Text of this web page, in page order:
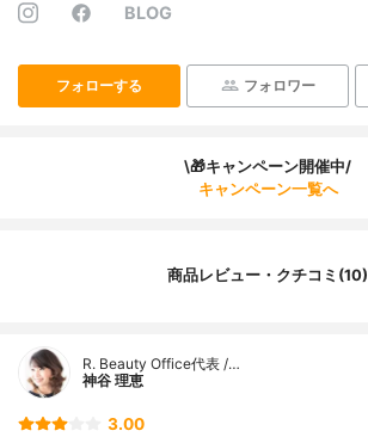
BLOG
フォローする フォロワー
\🎁キャンペーン開催中/
キャンペーン一覧へ
商品レビュー・クチコミ(10)
R. Beauty Office代表 /…
神谷 理恵
3.00